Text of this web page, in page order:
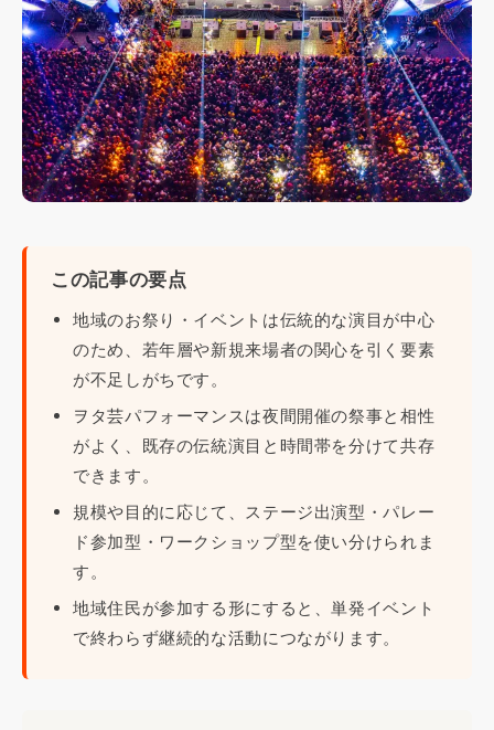
この記事の要点
地域のお祭り・イベントは伝統的な演目が中心
のため、若年層や新規来場者の関心を引く要素
が不足しがちです。
ヲタ芸パフォーマンスは夜間開催の祭事と相性
がよく、既存の伝統演目と時間帯を分けて共存
できます。
規模や目的に応じて、ステージ出演型・パレー
ド参加型・ワークショップ型を使い分けられま
す。
地域住民が参加する形にすると、単発イベント
で終わらず継続的な活動につながります。